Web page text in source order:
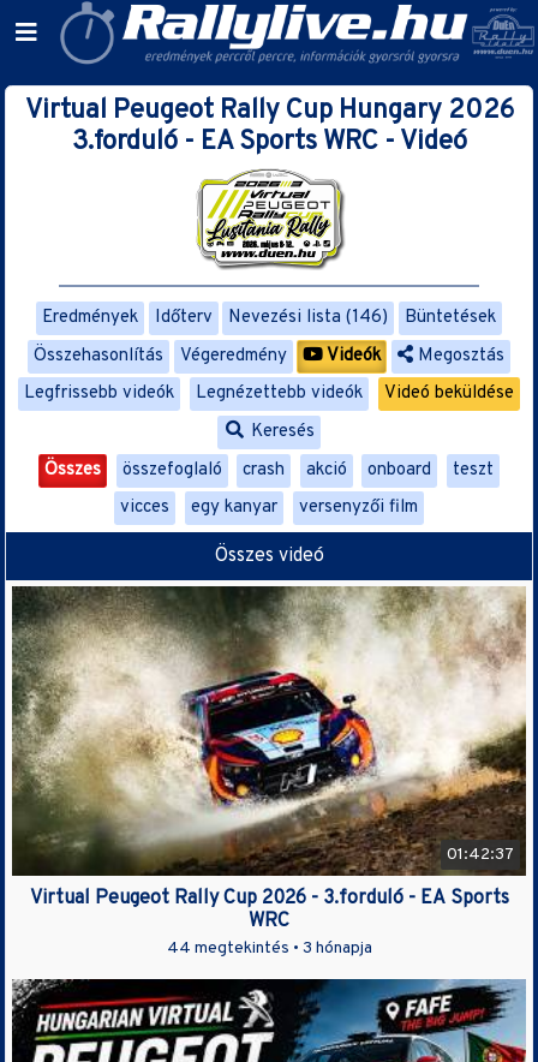
Virtual Peugeot Rally Cup Hungary 2026
3.forduló - EA Sports WRC - Videó
Eredmények Időterv Nevezési lista (146)
Büntetések
Összehasonlítás
Végeredmény Videók
Megosztás
Legfrissebb videók
Legnézettebb videók
Videó beküldése
Keresés
Összes
összefoglaló crash akció onboard
teszt
vicces
egy kanyar versenyzői film
Összes videó
01:42:37
Virtual Peugeot Rally Cup 2026 - 3.forduló - EA Sports
WRC
44 megtekintés • 3 hónapja